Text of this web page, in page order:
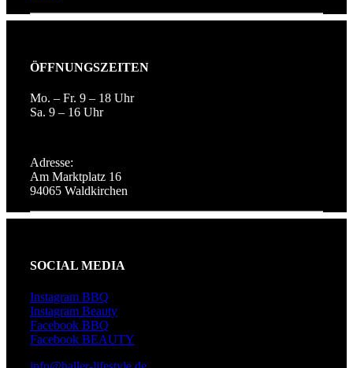
ÖFFNUNGSZEITEN
Mo. – Fr. 9 – 18 Uhr
Sa. 9 – 16 Uhr
Adresse:
Am Marktplatz 16
94065 Waldkirchen
SOCIAL MEDIA
Instagram BBQ
Instagram Beauty
Facebook BBQ
Facebook BEAUTY